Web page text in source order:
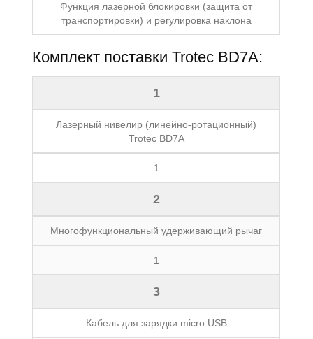
Функция лазерной блокировки (защита от
транспортировки) и регулировка наклона
Комплект поставки Trotec BD7A:
1
Лазерный нивелир (линейно-ротационный)
Trotec BD7A
1
2
Многофункциональный удерживающий рычаг
1
3
Кабель для зарядки micro USB